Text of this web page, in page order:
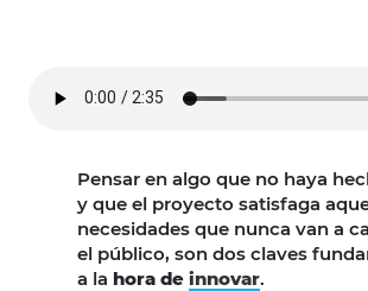
Pensar en algo que no haya
y que el proyecto satisfaga
necesidades que nunca van a
el público, son dos claves
a la hora de innovar.